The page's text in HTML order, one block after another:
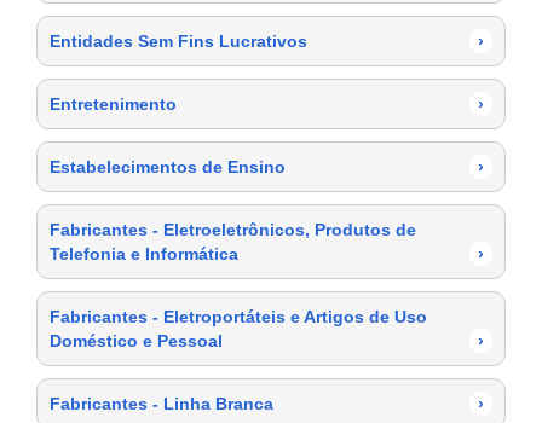
Entidades Sem Fins Lucrativos ›
Entretenimento ›
Estabelecimentos de Ensino ›
Fabricantes - Eletroeletrônicos, Produtos de
Telefonia e Informática
›
Fabricantes - Eletroportáteis e Artigos de Uso
Doméstico e Pessoal
›
Fabricantes - Linha Branca ›